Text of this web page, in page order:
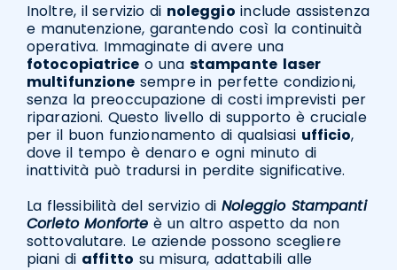
Inoltre, il servizio di noleggio include assistenza
e manutenzione, garantendo così la continuità
operativa. Immaginate di avere una
fotocopiatrice o una stampante laser
multifunzione sempre in perfette condizioni,
senza la preoccupazione di costi imprevisti per
riparazioni. Questo livello di supporto è cruciale
per il buon funzionamento di qualsiasi ufficio,
dove il tempo è denaro e ogni minuto di
inattività può tradursi in perdite significative.
La flessibilità del servizio diNoleggio Stampanti
Corleto Monforte è un altro aspetto da non
sottovalutare. Le aziende possono scegliere
piani di affitto su misura, adattabili alle